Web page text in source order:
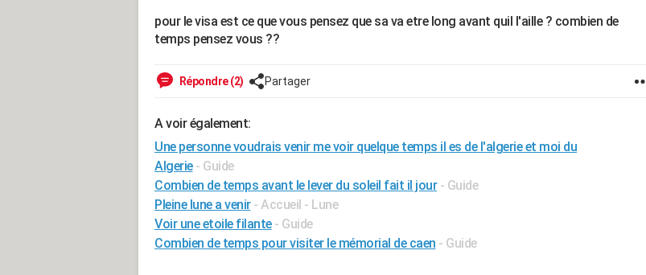
pour le visa est ce que vous pensez que sa va etre long avant quil l'aille ? combien de
temps pensez vous ??
Répondre (2) Partager
A voir également:
Une personne voudrais venir me voir quelque temps il es de l'algerie et moi du
Algerie - Guide
Combien de temps avant le lever du soleil fait il jour - Guide
Pleine lune a venir - Accueil - Lune
Voir une etoile filante - Guide
Combien de temps pour visiter le mémorial de caen - Guide